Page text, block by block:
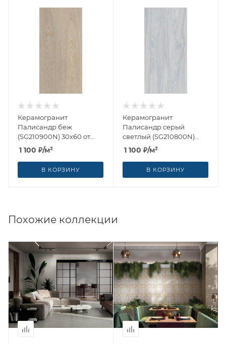
Керамогранит
Палисандр беж
(SG210900N) 30x60 от
Kerama Marazzi (Россия)
1 100 ₽/м²
В КОРЗИНУ
Керамогранит
Палисандр серый
светлый (SG210800N)
30x60 от Kerama Marazzi
(Россия)
1 100 ₽/м²
В КОРЗИНУ
Похожие коллекции